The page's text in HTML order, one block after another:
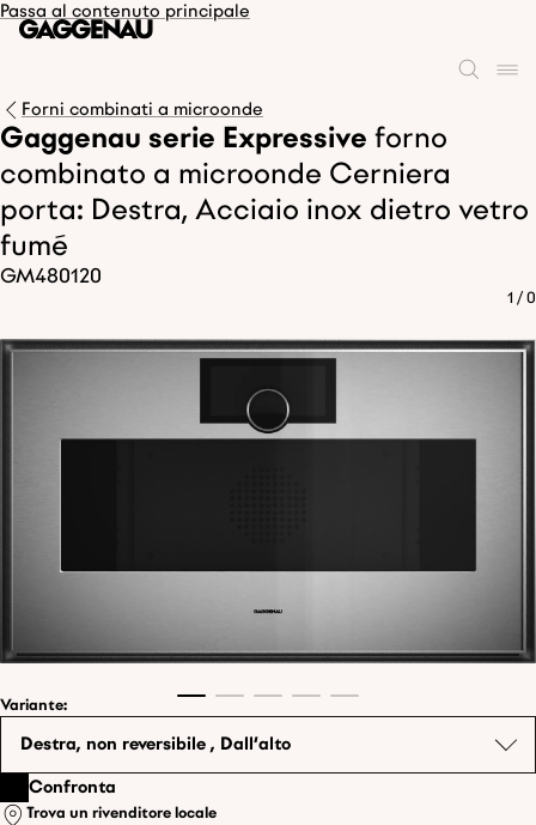
Passa al contenuto principale
Forni combinati a microonde
Gaggenau serie Expressive forno
combinato a microonde Cerniera
porta: Destra, Acciaio inox dietro vetro
fumé
GM480120
1 / 0
Variante:
Destra, non reversibile , Dall'alto
Confronta
Trova un rivenditore locale